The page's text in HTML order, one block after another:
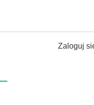
Zaloguj